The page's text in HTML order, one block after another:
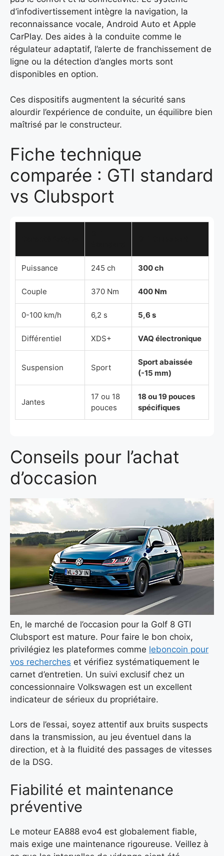
d’infodivertissement intègre la navigation, la
reconnaissance vocale, Android Auto et Apple
CarPlay. Des aides à la conduite comme le
régulateur adaptatif, l’alerte de franchissement de
ligne ou la détection d’angles morts sont
disponibles en option.
Ces dispositifs augmentent la sécurité sans
alourdir l’expérience de conduite, un équilibre bien
maîtrisé par le constructeur.
Fiche technique
comparée : GTI standard
vs Clubsport
Puissance 245 ch 300 ch
Couple 370 Nm 400 Nm
0-100 km/h 6,2 s 5,6 s
Différentiel XDS+ VAQ électronique
Suspension Sport
Sport abaissée
(-15 mm)
Jantes
17 ou 18
pouces
18 ou 19 pouces
spécifiques
Conseils pour l’achat
d’occasion
En, le marché de l’occasion pour la Golf 8 GTI
Clubsport est mature. Pour faire le bon choix,
privilégiez les plateformes comme leboncoin pour
vos recherches et vérifiez systématiquement le
carnet d’entretien. Un suivi exclusif chez un
concessionnaire Volkswagen est un excellent
indicateur de sérieux du propriétaire.
Lors de l’essai, soyez attentif aux bruits suspects
dans la transmission, au jeu éventuel dans la
direction, et à la fluidité des passages de vitesses
de la DSG.
Fiabilité et maintenance
préventive
Le moteur EA888 evo4 est globalement fiable,
mais exige une maintenance rigoureuse. Veillez à